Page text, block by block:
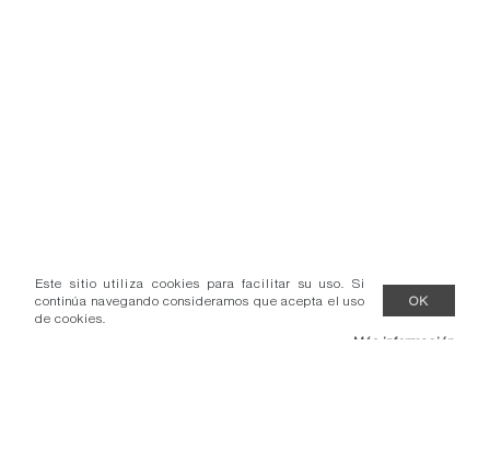
de cookies.
Más información